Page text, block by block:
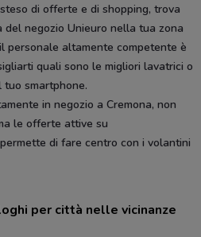
di offerte e di shopping, trova
del negozio Unieuro nella tua zona
personale altamente competente è
quali sono le migliori lavatrici o
tuo smartphone.
in negozio a Cremona, non
le offerte attive su
di fare centro con i volantini
per città nelle vicinanze